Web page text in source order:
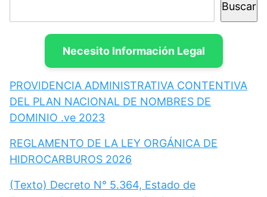
Buscar
Necesito Información Legal
PROVIDENCIA ADMINISTRATIVA CONTENTIVA
DEL PLAN NACIONAL DE NOMBRES DE
DOMINIO .ve 2023
REGLAMENTO DE LA LEY ORGÁNICA DE
HIDROCARBUROS 2026
(Texto) Decreto N° 5.364, Estado de